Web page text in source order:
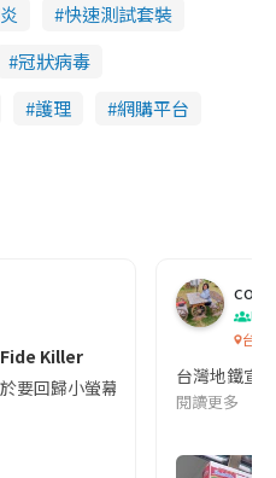
快速測試套裝
冠狀病毒
護理
網購平台
Fide Killer
要回歸小螢幕啦!這次的劇本改編
co
吹
台灣
台灣地鐵宣
閱讀更多